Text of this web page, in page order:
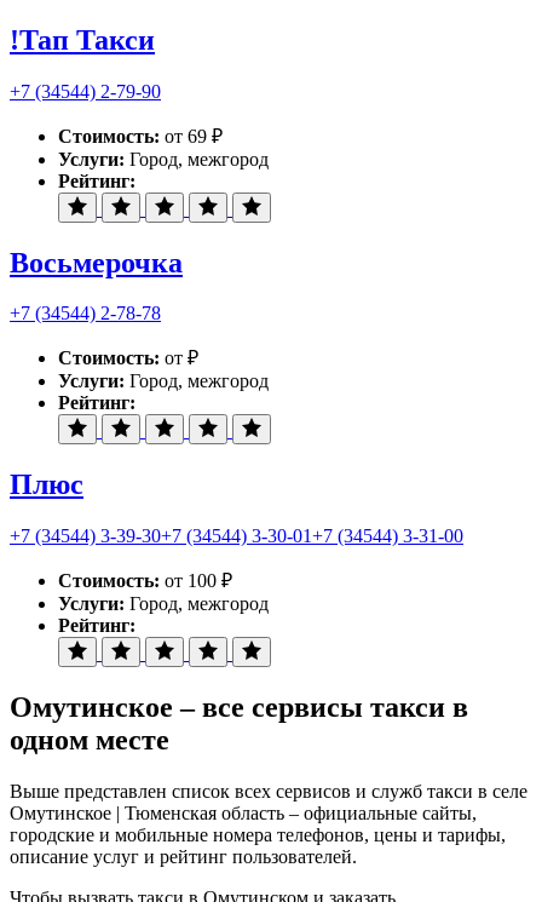
!Тап Такси
+7 (34544) 2-79-90
Стоимость: от 69 ₽
Услуги: Город, межгород
Рейтинг:
Восьмерочка
+7 (34544) 2-78-78
Стоимость: от ₽
Услуги: Город, межгород
Рейтинг:
Плюс
+7 (34544) 3-39-30+7 (34544) 3-30-01+7 (34544) 3-31-00
Стоимость: от 100 ₽
Услуги: Город, межгород
Рейтинг:
Омутинское – все сервисы такси в
одном месте
Выше представлен список всех сервисов и служб такси в селе
Омутинское | Тюменская область – официальные сайты,
городские и мобильные номера телефонов, цены и тарифы,
описание услуг и рейтинг пользователей.
Чтобы вызвать такси в Омутинском и заказать